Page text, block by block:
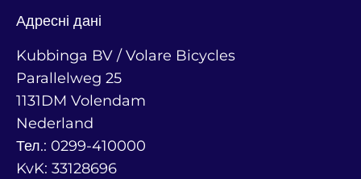
Адресні дані
Kubbinga BV / Volare Bicycles
Parallelweg 25
1131DM Volendam
Nederland
Тел.: 0299-410000
KvK: 33128696